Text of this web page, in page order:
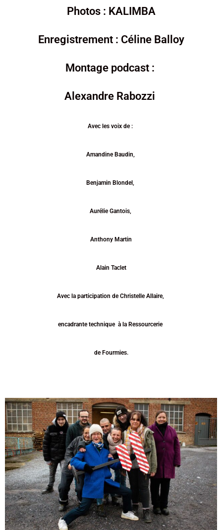
Photos : KALIMBA
Enregistrement : Céline Balloy
Montage podcast :
Alexandre Rabozzi
Avec les voix de :
Amandine Baudin,
Benjamin Blondel,
Aurélie Gantois,
Anthony Martin
Alain Taclet
Avec la participation deChristelle Allaire,
encadrante technique à la Ressourcerie
de Fourmies.